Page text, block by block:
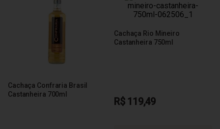
Cachaça Confraria Brasil
Castanheira 700ml
Cachaça Rio Mineiro
Castanheira 750ml
R$ 119,49